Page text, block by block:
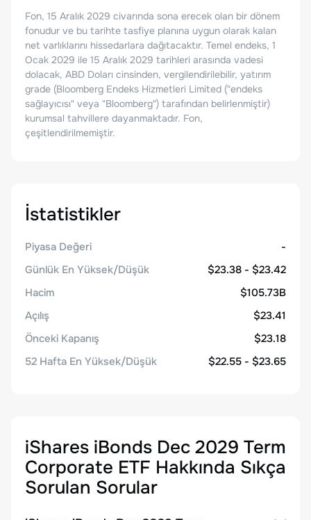
Fon, 15 Aralık 2029 civarında sona erecek olan bir dönem
fonudur ve bu tarihte tasfiye planına uygun olarak kalan
net varlıklarını hissedarlara dağıtacaktır. Temel endeks, 1
Ocak 2029 ile 15 Aralık 2029 tarihleri arasında vadesi
dolacak, ABD Doları cinsinden, vergilendirilebilir, yatırım
grade (Bloomberg Endeks Hizmetleri Limited ("endeks
sağlayıcısı" veya "Bloomberg") tarafından belirlenmiştir)
kurumsal tahvillere dayanmaktadır. Fon,
çeşitlendirilmemiştir.
İstatistikler
Piyasa Değeri
-
Günlük En Yüksek/Düşük
$23.38 - $23.42
Hacim
$105.73B
Açılış
$23.41
Önceki Kapanış
$23.18
52 Hafta En Yüksek/Düşük
$22.55 - $23.65
iShares iBonds Dec 2029 Term
Corporate ETF Hakkında Sıkça
Sorulan Sorular